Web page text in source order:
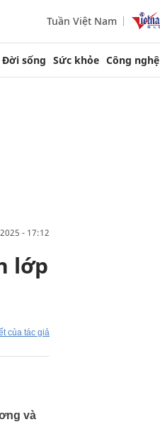
Tuần Việt Nam
Đời sống Sức khỏe Công nghệ
- 17:12
lớp
của tác giả
và